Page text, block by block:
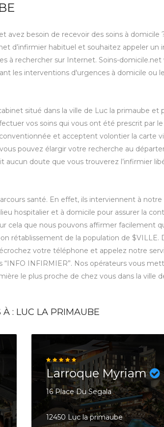
avez besoin de recevoir des soins à domicile
d’infirmier habituel et souhaitez appeler un
à rechercher sur Internet. Soins-
les interventions d'urgences à domicile ou
situé dans la ville de Luc la primaube et
vos soins qui vous ont été prescrit par
et acceptent volontier la carte
pouvez élargir votre recherche au
aucun doute que vous trouverez l’infirmier
santé. En effet, ils interviennent à notre
hospitalier et à domicile pour assurer la
cela que nous pouvons affirmer facilement
rétablissement de la population de $VILLE.
votre téléphone et appelez notre
INFIRMIER”. Nos opérateurs vous
le plus proche de chez vous dans la ville
À : LUC LA PRIMAUBE
Larroque Myriam
16 Place Du Segala
12450 Luc la primaube